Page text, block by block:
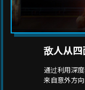
敌人从
通过利用深
来自意外方